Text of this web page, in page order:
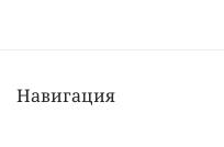
Навигация